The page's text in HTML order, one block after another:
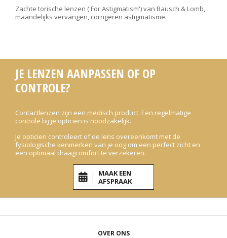
Zachte torische lenzen ('For Astigmatism') van Bausch & Lomb,
maandelijks vervangen, corrigeren astigmatisme.
JE LENZEN AANPASSEN OF OP
CONTROLE?
Contactlenzen zijn een medisch product. Een regelmatige
controle bij je opticien is noodzakelijk.
Je opticien controleert of de lens overeenkomt met de
fysiologische kenmerken van je oog om een perfect zicht en
een optimaal draagcomfort te verzekeren.
MAAK EEN
AFSPRAAK
OVER ONS